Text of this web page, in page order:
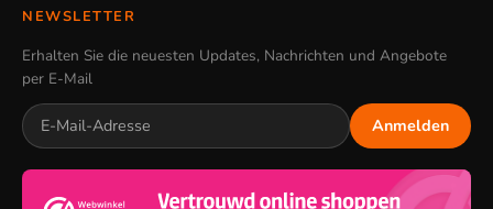
NEWSLETTER
Erhalten Sie die neuesten Updates, Nachrichten und Angebote
per E-Mail
Anmelden